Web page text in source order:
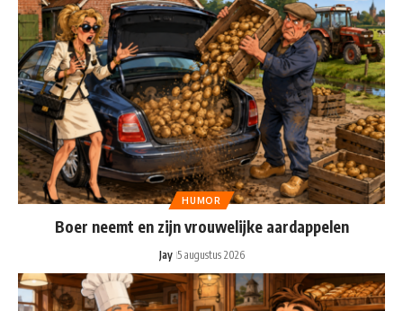
HUMOR
Boer neemt en zijn vrouwelijke aardappelen
Jay 5 augustus 2026